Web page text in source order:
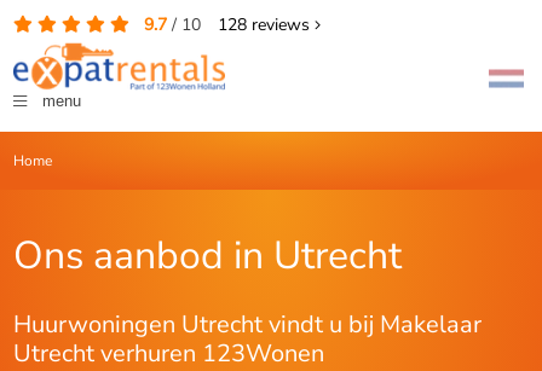
9.7/ 10 128reviews
menu
Home
Ons aanbod in Utrecht
Huurwoningen Utrecht vindt u bij Makelaar
Utrecht verhuren 123Wonen